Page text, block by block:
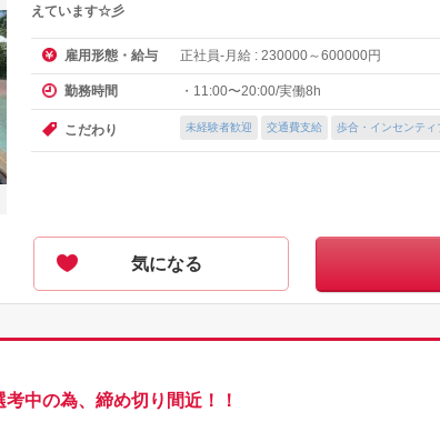
えています☆彡
雇用形態・給与 正社員-月給 : 230000～600000円
勤務時間 ・11:00〜20:00/実働8h
こだわり 未経験者歓迎 交通費支給 歩合・インセンティ
気になる
中の為、締め切り間近！！